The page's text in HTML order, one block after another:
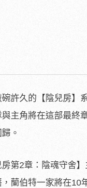
許久的【陰兒房】
主角將在這部最終
。
第2章：陰魂守舍】
蘭伯特一家將在10